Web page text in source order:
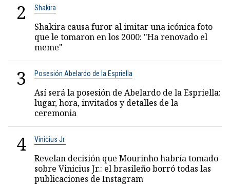
2 Shakira
Shakira causa furor al imitar una icónica foto
que le tomaron en los 2000: "Ha renovado el
meme"
3 Posesión Abelardo de la Espriella
Así será la posesión de Abelardo de la Espriella:
lugar, hora, invitados y detalles de la
ceremonia
4 Vinicius Jr.
Revelan decisión que Mourinho habría tomado
sobre Vinicius Jr.: el brasileño borró todas las
publicaciones de Instagram